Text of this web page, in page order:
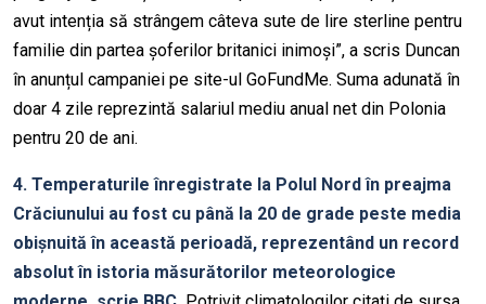
avut intenția să strângem câteva sute de lire sterline pentru
familie din partea șoferilor britanici inimoși”, a scris Duncan
în anunțul campaniei pe site-ul GoFundMe. Suma adunată în
doar 4 zile reprezintă salariul mediu anual net din Polonia
pentru 20 de ani.
4. Temperaturile înregistrate la Polul Nord în preajma
Crăciunului au fost cu până la 20 de grade peste media
obișnuită în această perioadă, reprezentând un record
absolut în istoria măsurătorilor meteorologice